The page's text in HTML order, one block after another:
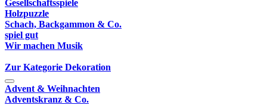
Gesellschaftsspiele
Holzpuzzle
Schach, Backgammon & Co.
spiel gut
Wir machen Musik
Zur Kategorie Dekoration
Advent & Weihnachten
Adventskranz & Co.